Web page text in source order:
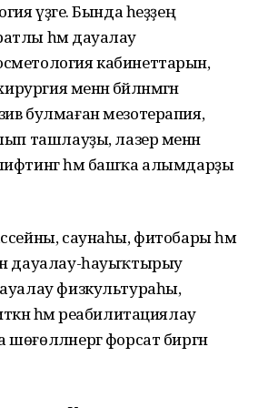
үҙәге. Бында һеҙҙең
һәм дауалау
кабинеттарын,
менән бәйләнмәгән
булмаған мезотерапия,
ташлауҙы, лазер менән
һәм башҡа алымдарҙы
саунаһы, фитобары һәм
дауалау-һа­уыҡтырыу
физ­культураһы,
һәм реабилитациялау
форсат биргән